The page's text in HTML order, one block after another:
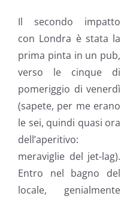
Il secondo impatto
con Londra è stata la
prima pinta in un pub,
verso le cinque di
pomeriggio di venerdì
(sapete, per me erano
le sei, quindi quasi ora
dell’aperitivo:
meraviglie del jet-lag).
Entro nel bagno del
locale, genialmente